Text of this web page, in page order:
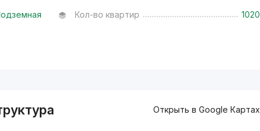
Кол-во квартир 1020
Открыть в Google Картах